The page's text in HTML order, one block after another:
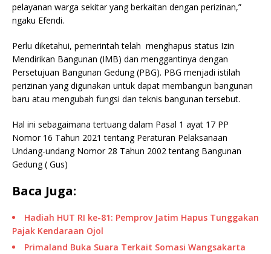
pelayanan warga sekitar yang berkaitan dengan perizinan,”
ngaku Efendi.
Perlu diketahui, pemerintah telah menghapus status Izin
Mendirikan Bangunan (IMB) dan menggantinya dengan
Persetujuan Bangunan Gedung (PBG). PBG menjadi istilah
perizinan yang digunakan untuk dapat membangun bangunan
baru atau mengubah fungsi dan teknis bangunan tersebut.
Hal ini sebagaimana tertuang dalam Pasal 1 ayat 17 PP
Nomor 16 Tahun 2021 tentang Peraturan Pelaksanaan
Undang-undang Nomor 28 Tahun 2002 tentang Bangunan
Gedung ( Gus)
Baca Juga:
Hadiah HUT RI ke-81: Pemprov Jatim Hapus Tunggakan
Pajak Kendaraan Ojol
Primaland Buka Suara Terkait Somasi Wangsakarta